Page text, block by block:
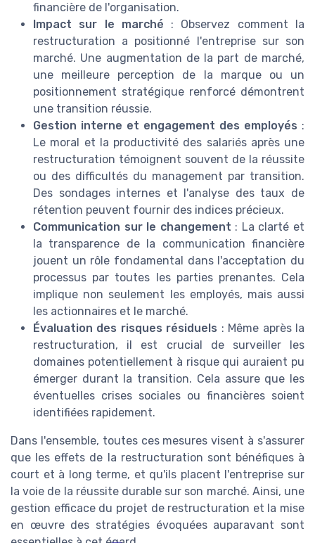
financière de l'organisation.
Impact sur le marché : Observez comment la
restructuration a positionné l'entreprise sur son
marché. Une augmentation de la part de marché,
une meilleure perception de la marque ou un
positionnement stratégique renforcé démontrent
une transition réussie.
Gestion interne et engagement des employés :
Le moral et la productivité des salariés après une
restructuration témoignent souvent de la réussite
ou des difficultés du management par transition.
Des sondages internes et l'analyse des taux de
rétention peuvent fournir des indices précieux.
Communication sur le changement : La clarté et
la transparence de la communication financière
jouent un rôle fondamental dans l'acceptation du
processus par toutes les parties prenantes. Cela
implique non seulement les employés, mais aussi
les actionnaires et le marché.
Évaluation des risques résiduels : Même après la
restructuration, il est crucial de surveiller les
domaines potentiellement à risque qui auraient pu
émerger durant la transition. Cela assure que les
éventuelles crises sociales ou financières soient
identifiées rapidement.
Dans l'ensemble, toutes ces mesures visent à s'assurer
que les effets de la restructuration sont bénéfiques à
court et à long terme, et qu'ils placent l'entreprise sur
la voie de la réussite durable sur son marché. Ainsi, une
gestion efficace du projet de restructuration et la mise
en œuvre des stratégies évoquées auparavant sont